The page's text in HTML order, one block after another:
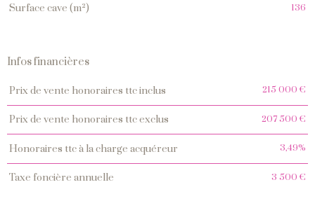
surface cave (m²) 136
Infos financières
Caractéristiques Valeurs
prix de vente honoraires ttc inclus 215 000 €
prix de vente honoraires ttc exclus 207 500 €
honoraires ttc à la charge acquéreur 3,49%
taxe foncière annuelle 3 500 €